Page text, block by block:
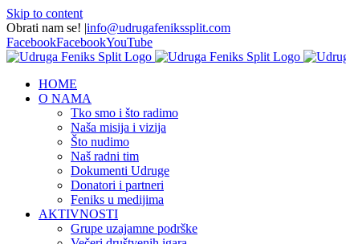
Skip to content
Obrati nam se! |info@udrugafenikssplit.com
FacebookFacebookYouTube
HOME
O NAMA
Tko smo i što radimo
Naša misija i vizija
Što nudimo
Naš radni tim
Dokumenti Udruge
Donatori i partneri
Feniks u medijima
AKTIVNOSTI
Grupe uzajamne podrške